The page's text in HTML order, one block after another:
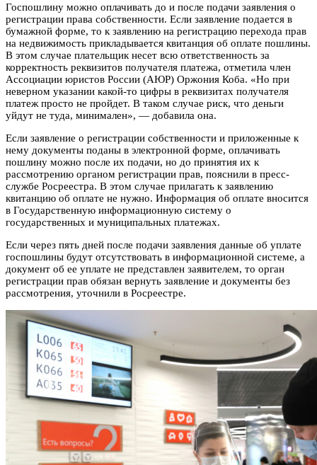
Госпошлину можно оплачивать до и после подачи заявления о
регистрации права собственности. Если заявление подается в
бумажной форме, то к заявлению на регистрацию перехода прав
на недвижимость прикладывается квитанция об оплате пошлины.
В этом случае плательщик несет всю ответственность за
корректность реквизитов получателя платежа, отметила член
Ассоциации юристов России (АЮР) Оржония Коба. «Но при
неверном указании какой-то цифры в реквизитах получателя
платеж просто не пройдет. В таком случае риск, что деньги
уйдут не туда, минимален», — добавила она.
Если заявление о регистрации собственности и приложенные к
нему документы поданы в электронной форме, оплачивать
пошлину можно после их подачи, но до принятия их к
рассмотрению органом регистрации прав, пояснили в пресс-
службе Росреестра. В этом случае прилагать к заявлению
квитанцию об оплате не нужно. Информация об оплате вносится
в Государственную информационную систему о
государственных и муниципальных платежах.
Если через пять дней после подачи заявления данные об уплате
госпошлины будут отсутствовать в информационной системе, а
документ об ее уплате не представлен заявителем, то орган
регистрации прав обязан вернуть заявление и документы без
рассмотрения, уточнили в Росреестре.